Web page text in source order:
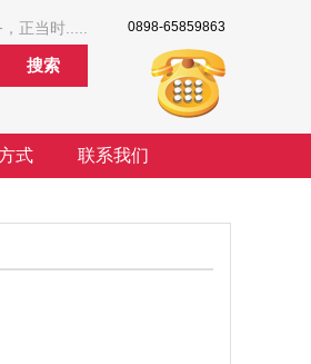
正当时.....
搜索
0898-65859863
式 联系我们